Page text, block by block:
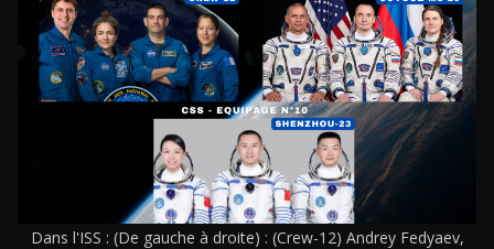
Dans l'ISS : (De gauche à droite) : (Crew-12) Andrey Fedyaev,